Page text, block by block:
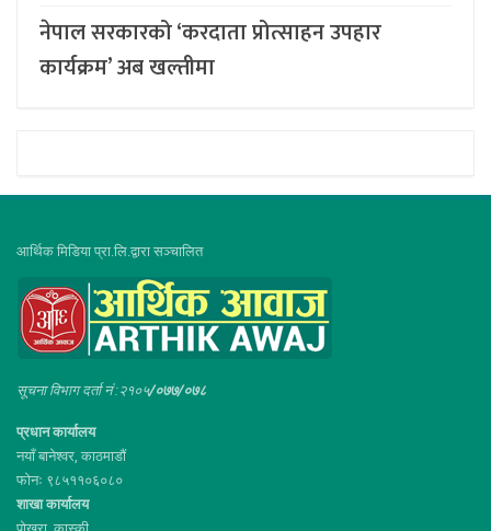
नेपाल सरकारको ‘करदाता प्रोत्साहन उपहार
कार्यक्रम’ अब खल्तीमा
आर्थिक मिडिया प्रा.लि.द्वारा सञ्चालित
सूचना विभाग दर्ता नं :२१०५/०७७/०७८
प्रधान कार्यालय
नयाँ बानेश्वर, काठमाडौं
फोनः ९८५११०६०८०
शाखा कार्यालय